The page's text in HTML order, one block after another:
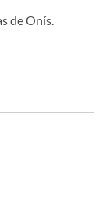
de Onís.